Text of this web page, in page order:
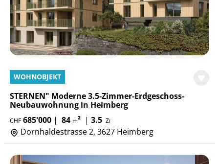
WOHNOBJEKT
STERNEN" Moderne 3.5-Zimmer-Erdgeschoss-
Neubauwohnung in Heimberg
CHF 685'000 | 84 m² | 3.5 Zi
Dornhaldestrasse 2, 3627 Heimberg